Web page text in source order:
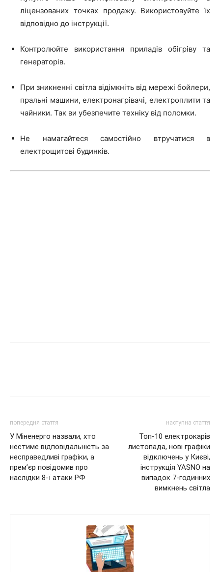
ліцензованих точках продажу. Використовуйте їх
відповідно до інструкції.
Контролюйте використання приладів обігріву та
генераторів.
При зникненні світла відімкніть від мережі бойлери,
пральні машини, електронагрівачі, електроплити та
чайники. Так ви убезпечите техніку від поломки.
Не намагайтеся самостійно втручатися в
електрощитові будинків.
попередня стаття
У Міненерго назвали, хто
нестиме відповідальність за
несправедливі графіки, а
прем’єр повідомив про
наслідки 8-ї атаки РФ
наступна стаття
Топ-10 електрокарів
листопада, нові графіки
відключень у Києві,
інструкція YASNO на
випадок 7-годинних
вимкнень світла